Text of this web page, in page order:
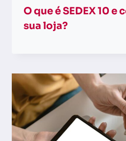
O que é SEDEX 10 e
sua loja?